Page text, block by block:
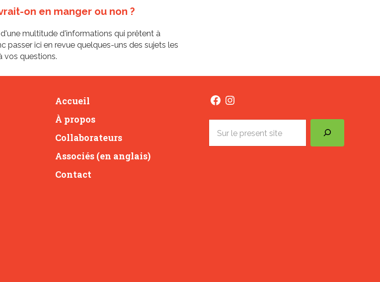
on en manger ou non ?
multitude d'informations qui prêtent à
passer ici en revue quelques-uns des sujets les
vos questions.
Accueil
À propos
Collaborateurs
Associés (en anglais)
Contact
Facebook
Instagram